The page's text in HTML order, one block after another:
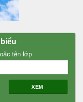
tên lớp
XEM